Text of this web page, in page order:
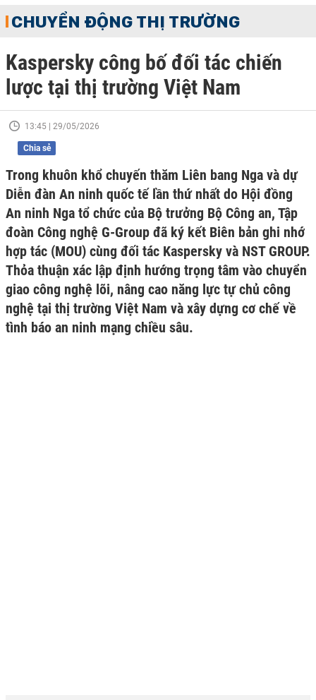
CHUYỂN ĐỘNG THỊ TRƯỜNG
Kaspersky công bố đối tác chiến
lược tại thị trường Việt Nam
13:45 | 29/05/2026
Chia sẻ
Trong khuôn khổ chuyến thăm Liên bang Nga và dự
Diễn đàn An ninh quốc tế lần thứ nhất do Hội đồng
An ninh Nga tổ chức của Bộ trưởng Bộ Công an, Tập
đoàn Công nghệ G-Group đã ký kết Biên bản ghi nhớ
hợp tác (MOU) cùng đối tác Kaspersky và NST GROUP.
Thỏa thuận xác lập định hướng trọng tâm vào chuyển
giao công nghệ lõi, nâng cao năng lực tự chủ công
nghệ tại thị trường Việt Nam và xây dựng cơ chế về
tình báo an ninh mạng chiều sâu.